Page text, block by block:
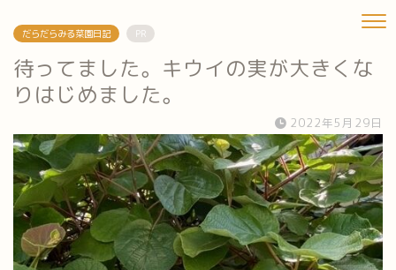
だらだらみる菜園日記 PR
待ってました。キウイの実が大きくな
りはじめました。
2022年5月29日